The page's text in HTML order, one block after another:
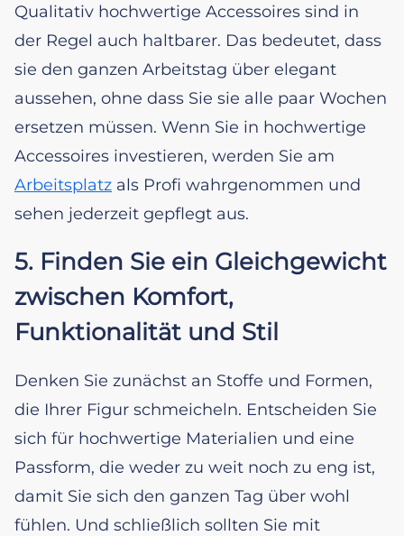
Qualitativ hochwertige Accessoires sind in
der Regel auch haltbarer. Das bedeutet, dass
sie den ganzen Arbeitstag über elegant
aussehen, ohne dass Sie sie alle paar Wochen
ersetzen müssen. Wenn Sie in hochwertige
Accessoires investieren, werden Sie am
Arbeitsplatz als Profi wahrgenommen und
sehen jederzeit gepflegt aus.
5. Finden Sie ein Gleichgewicht
zwischen Komfort,
Funktionalität und Stil
Denken Sie zunächst an Stoffe und Formen,
die Ihrer Figur schmeicheln. Entscheiden Sie
sich für hochwertige Materialien und eine
Passform, die weder zu weit noch zu eng ist,
damit Sie sich den ganzen Tag über wohl
fühlen. Und schließlich sollten Sie mit